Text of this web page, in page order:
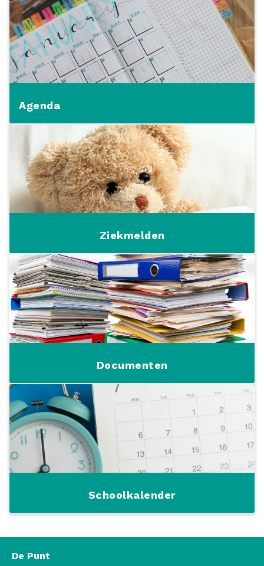
Agenda
Ziekmelden
Documenten
Schoolkalender
De Punt